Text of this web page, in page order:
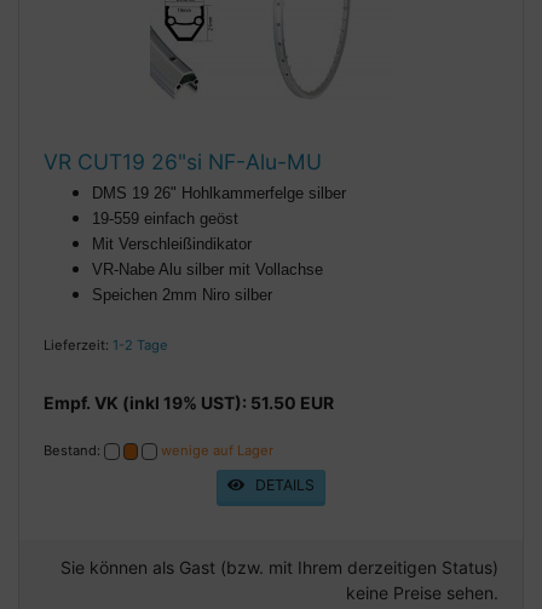
VR CUT19 26"si NF-Alu-MU
DMS 19 26" Hohlkammerfelge silber
19-559 einfach geöst
Mit Verschleißindikator
VR-Nabe Alu silber mit Vollachse
Speichen 2mm Niro silber
Lieferzeit: 1-2 Tage
Empf. VK (inkl 19% UST): 51.50 EUR
Bestand: wenige auf Lager
DETAILS
Sie können als Gast (bzw. mit Ihrem derzeitigen Status)
keine Preise sehen.